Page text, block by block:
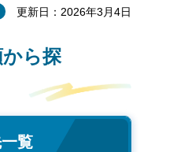
更新日：2026年3月4日
から探
覧